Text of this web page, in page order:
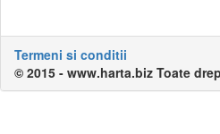
Termeni si conditii
© 2015 - www.harta.biz Toate